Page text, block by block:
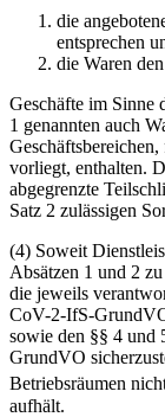
die
entsprechen
die Waren
Geschäfte im Sinne
1 genannten auch
vorliegt, enthalten.
abgegrenzte
Satz 2 zulässigen
(4) Soweit
Absätzen 1 und 2
die jeweils
CoV-2-IfS-
sowie den §§ 4
GrundVO
Betriebsräumen
aufhält.